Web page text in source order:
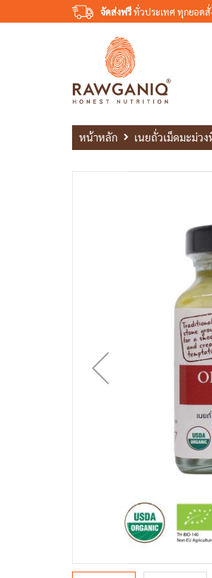
จัดส่งฟรีทั่วประเทศ ทุกยอดสั่
หน้าหลัก เนยถั่วเม็ดมะม่ว